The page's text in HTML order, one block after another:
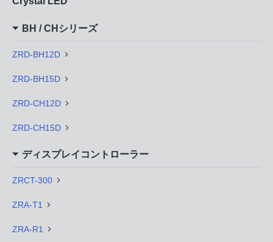
BH / CHシリーズ
ZRD-BH12D
ZRD-BH15D
ZRD-CH12D
ZRD-CH15D
ディスプレイコントローラー
ZRCT-300
ZRA-T1
ZRA-R1